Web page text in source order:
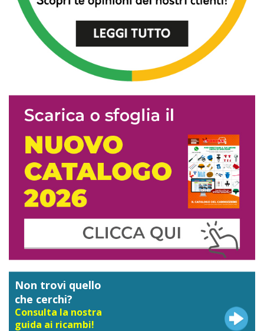
Non trovi quello
che cerchi?
Consulta la nostra
guida ai ricambi!